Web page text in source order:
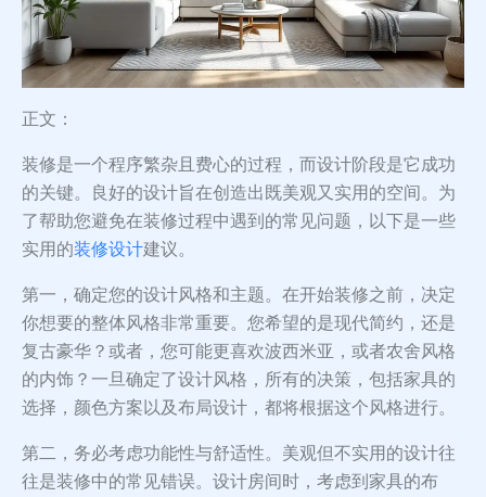
正文：
装修是一个程序繁杂且费心的过程，而设计阶段是它成功
的关键。良好的设计旨在创造出既美观又实用的空间。为
了帮助您避免在装修过程中遇到的常见问题，以下是一些
实用的装修设计建议。
第一，确定您的设计风格和主题。在开始装修之前，决定
你想要的整体风格非常重要。您希望的是现代简约，还是
复古豪华？或者，您可能更喜欢波西米亚，或者农舍风格
的内饰？一旦确定了设计风格，所有的决策，包括家具的
选择，颜色方案以及布局设计，都将根据这个风格进行。
第二，务必考虑功能性与舒适性。美观但不实用的设计往
往是装修中的常见错误。设计房间时，考虑到家具的布